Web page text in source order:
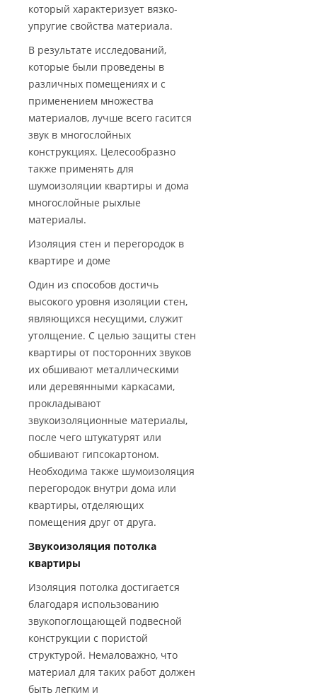
который характеризует вязко-
упругие свойства материала.
В результате исследований,
которые были проведены в
различных помещениях и с
применением множества
материалов, лучше всего гасится
звук в многослойных
конструкциях. Целесообразно
также применять для
шумоизоляции квартиры и дома
многослойные рыхлые
материалы.
Изоляция стен и перегородок в
квартире и доме
Один из способов достичь
высокого уровня изоляции стен,
являющихся несущими, служит
утолщение. С целью защиты стен
квартиры от посторонних звуков
их обшивают металлическими
или деревянными каркасами,
прокладывают
звукоизоляционные материалы,
после чего штукатурят или
обшивают гипсокартоном.
Необходима также шумоизоляция
перегородок внутри дома или
квартиры, отделяющих
помещения друг от друга.
Звукоизоляция потолка
квартиры
Изоляция потолка достигается
благодаря использованию
звукопоглощающей подвесной
конструкции с пористой
структурой. Немаловажно, что
материал для таких работ должен
быть легким и